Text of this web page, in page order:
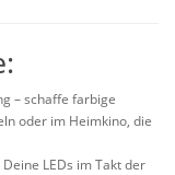
– schaffe farbige
oder im Heimkino, die
LEDs im Takt der